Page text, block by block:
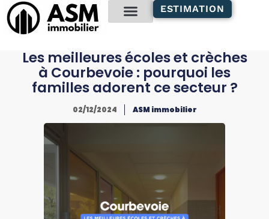
principal
ESTIMATION
Les meilleures écoles et crèches
à Courbevoie : pourquoi les
familles adorent ce secteur ?
02/12/2024 ASM immobilier